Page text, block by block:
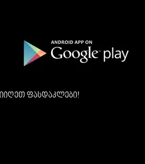
ფასდაკლები!